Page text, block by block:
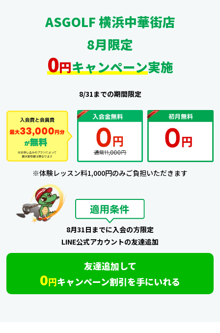
ASGOLF 横浜中華街店
8月限定
0円キャンペーン実施
8/31までの期間限定
※体験レッスン料1,000円のみご負担いただきます
8月31日までに入会の方限定
LINE公式アカウントの友達追加
友達追加して
0円キャンペーン割引を手にいれる